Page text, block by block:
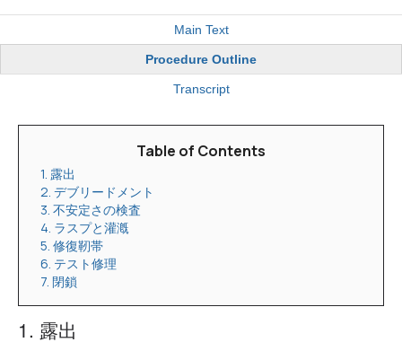
Main Text
Procedure Outline
Transcript
Table of Contents
1. 露出
2. デブリードメント
3. 不安定さの検査
4. ラスプと灌漑
5. 修復靭帯
6. テスト修理
7. 閉鎖
1. 露出